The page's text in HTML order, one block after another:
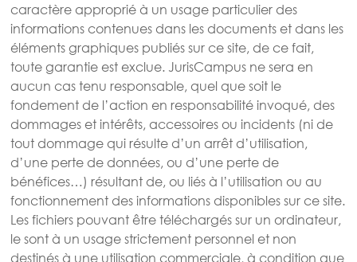
caractère approprié à un usage particulier des
informations contenues dans les documents et dans les
éléments graphiques publiés sur ce site, de ce fait,
toute garantie est exclue. JurisCampus ne sera en
aucun cas tenu responsable, quel que soit le
fondement de l’action en responsabilité invoqué, des
dommages et intérêts, accessoires ou incidents (ni de
tout dommage qui résulte d’un arrêt d’utilisation,
d’une perte de données, ou d’une perte de
bénéfices…) résultant de, ou liés à l’utilisation ou au
fonctionnement des informations disponibles sur ce site.
Les fichiers pouvant être téléchargés sur un ordinateur,
le sont à un usage strictement personnel et non
destinés à une utilisation commerciale, à condition que